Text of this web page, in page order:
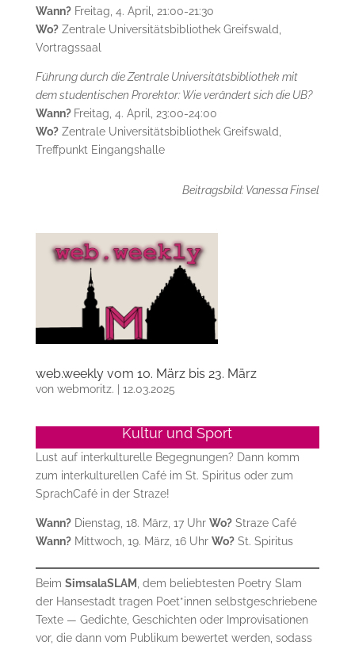
Wann?Freitag, 4. April, 21:00-21:30
Wo?Zentrale Universitätsbibliothek Greifswald,
Vortragssaal
Führung durch die Zentrale Universitätsbibliothek mit
dem studentischen Prorektor: Wie verändert sich die UB?
Wann? Freitag, 4. April, 23:00-24:00
Wo?Zentrale Universitätsbibliothek Greifswald,
Treffpunkt Eingangshalle
Beitragsbild: Vanessa Finsel
web.weekly vom 10. März bis 23. März
von webmoritz. 12.03.2025
Kultur und Sport
Lust auf interkulturelle Begegnungen? Dann komm
zum interkulturellen Café im St. Spiritus oder zum
SprachCafé in der Straze!
Wann?Dienstag, 18. März, 17 Uhr Wo?Straze Café
Wann?Mittwoch, 19. März, 16 Uhr Wo?St. Spiritus
Beim SimsalaSLAM , dem beliebtesten Poetry Slam
der Hansestadt tragen Poet*innen selbstgeschriebene
Texte — Gedichte, Geschichten oder Improvisationen
vor, die dann vom Publikum bewertet werden, sodass